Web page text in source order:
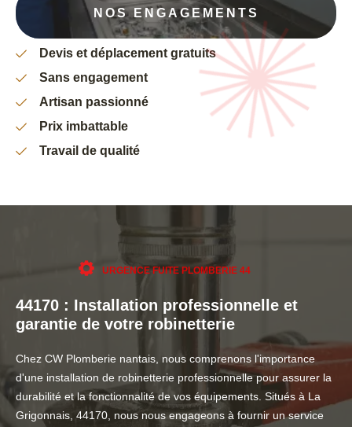
NOS ENGAGEMENTS
Devis et déplacement gratuits
Sans engagement
Artisan passionné
Prix imbattable
Travail de qualité
URGENCE FUITE PLOMBERIE 44
44170 : Installation professionnelle et
garantie de votre robinetterie
Chez CW Plomberie nantais, nous comprenons l'importance
d'une installation de robinetterie professionnelle pour assurer la
durabilité et la fonctionnalité de vos équipements. Situés à La
Grigonnais, 44170, nous nous engageons à fournir un service